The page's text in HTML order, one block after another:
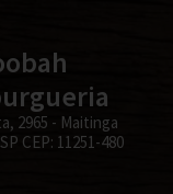
2965 - Maitinga
CEP: 11251-480